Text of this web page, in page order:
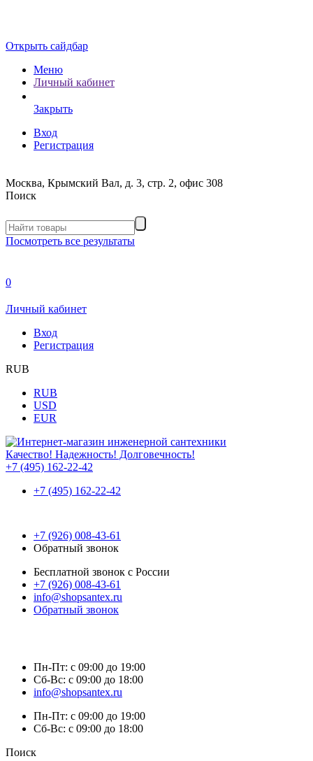
Открыть сайдбар
Меню
Личный кабинет
Закрыть
Вход
Регистрация
Москва, Крымский Вал, д. 3, стр. 2, офис 308
Поиск
Посмотреть все результаты
0
Личный кабинет
Вход
Регистрация
RUB
RUB
USD
EUR
Качество! Надежность! Долговечность!
+7 (495) 162-22-42
+7 (495) 162-22-42
+7 (926) 008-43-61
Обратный звонок
Бесплатной звонок с России
+7 (926) 008-43-61
info@shopsantex.ru
Обратный звонок
Пн-Пт: с 09:00 до 19:00
Сб-Вс: с 09:00 до 18:00
info@shopsantex.ru
Пн-Пт: с 09:00 до 19:00
Сб-Вс: с 09:00 до 18:00
Поиск